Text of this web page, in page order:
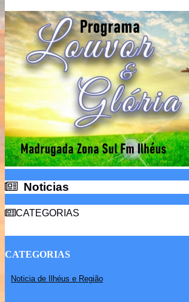
Noticias
CATEGORIAS
CATEGORIAS
Noticia de Ilhéus e Região